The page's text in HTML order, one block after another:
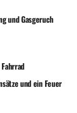
und Gasgeruch
und ein Feuer